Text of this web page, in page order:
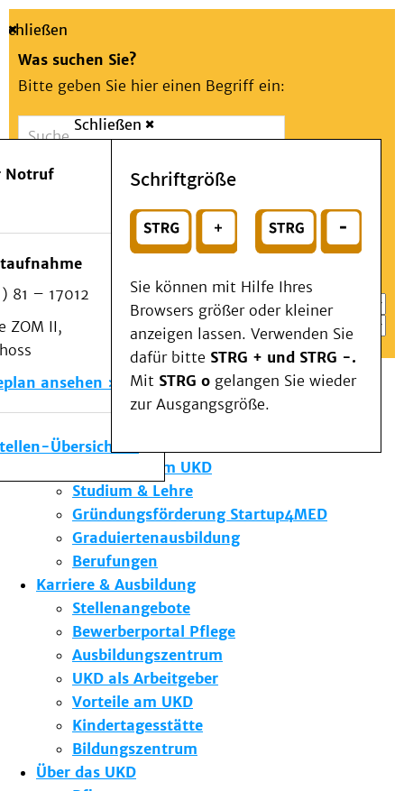
Suche
Schließen
Was suchen Sie?
Bitte geben Sie hier einen Begriff ein:
Suchen
oder
Wählen Sie ein Thema für Ihren Schnelleinstieg
Notfall
Schließen
Notruf
81 – 17012
ZOM II,
ansehen
Übersicht
Schriftgröße
Sie können mit Hilfe Ihres
Browsers größer oder kleiner
anzeigen lassen. Verwenden Sie
dafür bitte STRG + und STRG -.
Mit STRG o gelangen Sie wieder
zur Ausgangsgröße.
Menü
Patienten & Besucher
Kliniken/Institute/Zentren
Als Patient am UKD
Beratung und Unterstützung
Veranstaltungen
Kommunikation im Medizinwesen (KIM)
Notfall
Forschung & Lehre
Die Institute des UKD
Forschung am UKD
Studium & Lehre
Gründungsförderung Startup4MED
Graduiertenausbildung
Berufungen
Karriere & Ausbildung
Stellenangebote
Bewerberportal Pflege
Ausbildungszentrum
UKD als Arbeitgeber
Vorteile am UKD
Kindertagesstätte
Bildungszentrum
Über das UKD